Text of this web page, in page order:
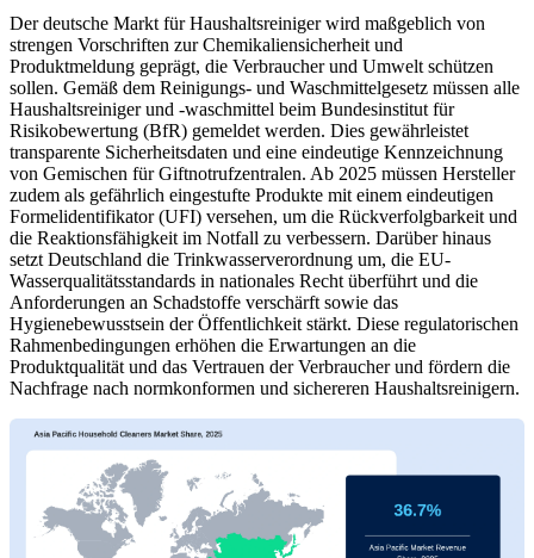
Der deutsche Markt für Haushaltsreiniger wird maßgeblich von
strengen Vorschriften zur Chemikaliensicherheit und
Produktmeldung geprägt, die Verbraucher und Umwelt schützen
sollen. Gemäß dem Reinigungs- und Waschmittelgesetz müssen alle
Haushaltsreiniger und -waschmittel beim Bundesinstitut für
Risikobewertung (BfR) gemeldet werden. Dies gewährleistet
transparente Sicherheitsdaten und eine eindeutige Kennzeichnung
von Gemischen für Giftnotrufzentralen. Ab 2025 müssen Hersteller
zudem als gefährlich eingestufte Produkte mit einem eindeutigen
Formelidentifikator (UFI) versehen, um die Rückverfolgbarkeit und
die Reaktionsfähigkeit im Notfall zu verbessern. Darüber hinaus
setzt Deutschland die Trinkwasserverordnung um, die EU-
Wasserqualitätsstandards in nationales Recht überführt und die
Anforderungen an Schadstoffe verschärft sowie das
Hygienebewusstsein der Öffentlichkeit stärkt. Diese regulatorischen
Rahmenbedingungen erhöhen die Erwartungen an die
Produktqualität und das Vertrauen der Verbraucher und fördern die
Nachfrage nach normkonformen und sichereren Haushaltsreinigern.